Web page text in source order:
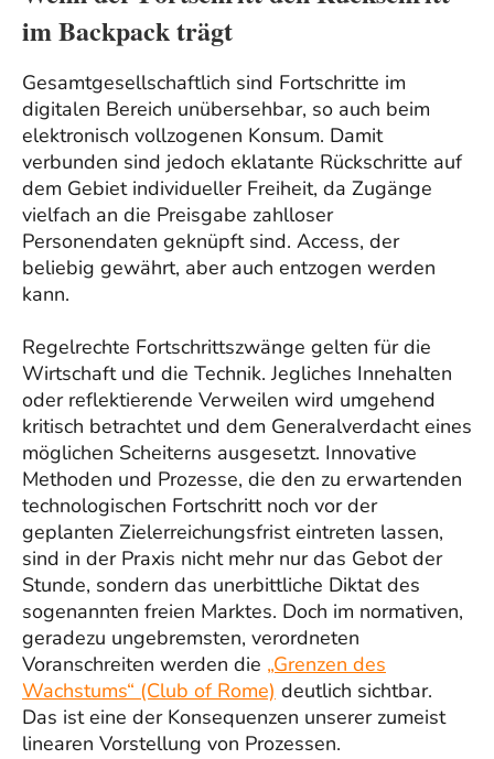
im Backpack trägt
Gesamtgesellschaftlich sind Fortschritte im
digitalen Bereich unübersehbar, so auch beim
elektronisch vollzogenen Konsum. Damit
verbunden sind jedoch eklatante Rückschritte auf
dem Gebiet individueller Freiheit, da Zugänge
vielfach an die Preisgabe zahlloser
Personendaten geknüpft sind. Access, der
beliebig gewährt, aber auch entzogen werden
kann.
Regelrechte Fortschrittszwänge gelten für die
Wirtschaft und die Technik. Jegliches Innehalten
oder reflektierende Verweilen wird umgehend
kritisch betrachtet und dem Generalverdacht eines
möglichen Scheiterns ausgesetzt. Innovative
Methoden und Prozesse, die den zu erwartenden
technologischen Fortschritt noch vor der
geplanten Zielerreichungsfrist eintreten lassen,
sind in der Praxis nicht mehr nur das Gebot der
Stunde, sondern das unerbittliche Diktat des
sogenannten freien Marktes. Doch im normativen,
geradezu ungebremsten, verordneten
Voranschreiten werden die „Grenzen des
Wachstums“ (Club of Rome) deutlich sichtbar.
Das ist eine der Konsequenzen unserer zumeist
linearen Vorstellung von Prozessen.